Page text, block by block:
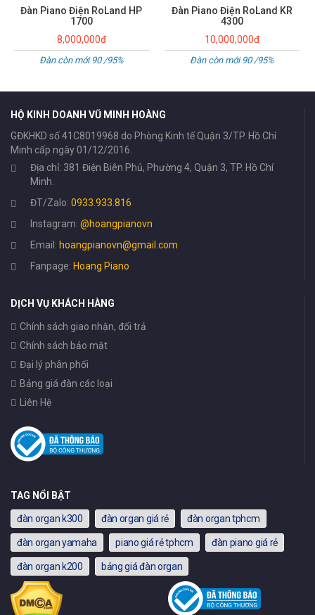
Đàn Piano Điện RoLand KR
4300
10,000,000đ
Đàn còn mới 90 /95%
Đàn Piano điện Roland HP-
601
21,000,000đ
LIKE NEW 98%
HỘ KINH DOANH VŨ MINH HOÀNG
GĐKHKD số 41C8019968 do Phòng Kinh tế Quận 3/TP. Hồ Chí
Minh cấp ngày 01/12/2016.
Địa chỉ: 381 Điện Biên Phủ, Phường 4, Quận 3, TP. Hồ Chí
Minh.
ĐT/Zalo: 0933.933.816
Instagram: @hoangpianovn
Email: hoangpianovn@gmail.com
Fanpage: Hoang Piano
DỊCH VỤ KHÁCH HÀNG
Chính sách giao nhận, đổi trả
Chính sách bảo mật
Đại lý phân phối
Bảng giá đàn các loại
Liên Hệ
TAG NỔI BẬT
đàn organ k300 đàn organ giá rẻ đàn organ tphcm
đàn organ yamaha piano giá rẻ tphcm đàn piano giá rẻ
đàn organ k200 bảng giá đàn organ